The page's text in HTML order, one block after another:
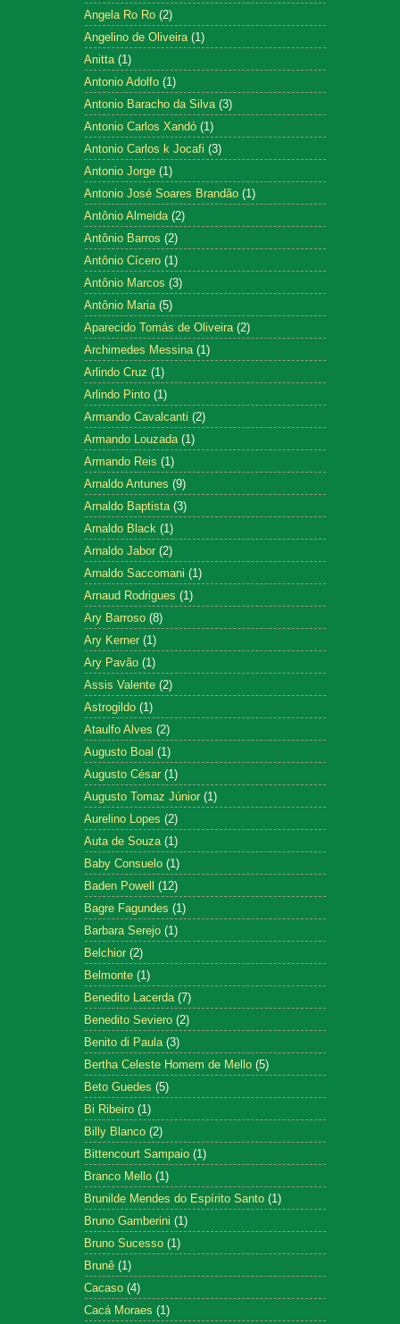
Angela Ro Ro (2)
Angelino de Oliveira (1)
Anitta (1)
Antonio Adolfo (1)
Antonio Baracho da Silva (3)
Antonio Carlos Xandó (1)
Antonio Carlos k Jocafi (3)
Antonio Jorge (1)
Antonio José Soares Brandão (1)
Antônio Almeida (2)
Antônio Barros (2)
Antônio Cícero (1)
Antônio Marcos (3)
Antônio Maria (5)
Aparecido Tomás de Oliveira (2)
Archimedes Messina (1)
Arlindo Cruz (1)
Arlindo Pinto (1)
Armando Cavalcanti (2)
Armando Louzada (1)
Armando Reis (1)
Arnaldo Antunes (9)
Arnaldo Baptista (3)
Arnaldo Black (1)
Arnaldo Jabor (2)
Arnaldo Saccomani (1)
Arnaud Rodrigues (1)
Ary Barroso (8)
Ary Kerner (1)
Ary Pavão (1)
Assis Valente (2)
Astrogildo (1)
Ataulfo Alves (2)
Augusto Boal (1)
Augusto César (1)
Augusto Tomaz Júnior (1)
Aurelino Lopes (2)
Auta de Souza (1)
Baby Consuelo (1)
Baden Powell (12)
Bagre Fagundes (1)
Barbara Serejo (1)
Belchior (2)
Belmonte (1)
Benedito Lacerda (7)
Benedito Seviero (2)
Benito di Paula (3)
Bertha Celeste Homem de Mello (5)
Beto Guedes (5)
Bi Ribeiro (1)
Billy Blanco (2)
Bittencourt Sampaio (1)
Branco Mello (1)
Brunilde Mendes do Espírito Santo (1)
Bruno Gamberini (1)
Bruno Sucesso (1)
Brunê (1)
Cacaso (4)
Cacá Moraes (1)